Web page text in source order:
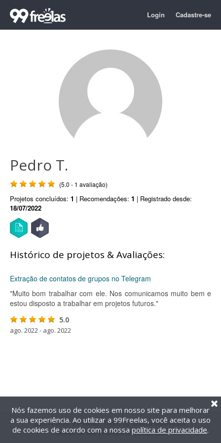
Login Cadastre-se
Pedro T.
(5.0 - 1 avaliação)
Projetos concluídos: 1 | Recomendações: 1 | Registrado desde:
18/07/2022
Histórico de projetos & Avaliações:
Extração de contatos de grupos no Telegram
"Muito bom trabalhar com ele. Nos comunicamos muito bem e
estou disposto a trabalhar em projetos futuros."
5.0
ago. 2022 - ago. 2022
@2014-2026 99Freelas. Todos os direitos reservados.
Termos de uso| Política de privacidade
Nós fazemos uso de cookies em nosso site para melhorar
a sua experiência. Ao utilizar a 99Freelas, você aceita o uso
de cookies de acordo com a nossa política de privacidade.